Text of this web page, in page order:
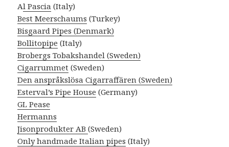
Al Pascia (Italy)
Best Meerschaums (Turkey)
Bisgaard Pipes (Denmark)
Bollitopipe (Italy)
Brobergs Tobakshandel (Sweden)
Cigarrummet (Sweden)
Den anspråkslösa Cigarraffären (Sweden)
Esterval’s Pipe House (Germany)
GL Pease
Hermanns
Jisonprodukter AB(Sweden)
Only handmade Italian pipes (Italy)